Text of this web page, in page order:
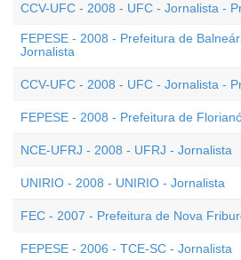
CCV-UFC - 2008 - UFC - Jornalista -
FEPESE - 2008 - Prefeitura de
Jornalista
CCV-UFC - 2008 - UFC - Jornalista -
FEPESE - 2008 - Prefeitura de
NCE-UFRJ - 2008 - UFRJ - Jornalista
UNIRIO - 2008 - UNIRIO - Jornalista
FEC - 2007 - Prefeitura de Nova
FEPESE - 2006 - TCE-SC - Jornalista